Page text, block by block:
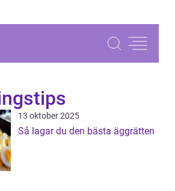
13 oktober 2025
Så lagar du den bästa äggrätten